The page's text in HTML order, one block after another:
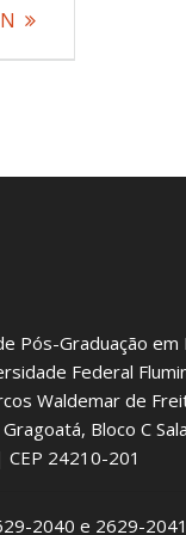
Pós-Graduação em
Federal
Waldemar de
Bloco C
CEP 24210-201
2040 e 2629-2041